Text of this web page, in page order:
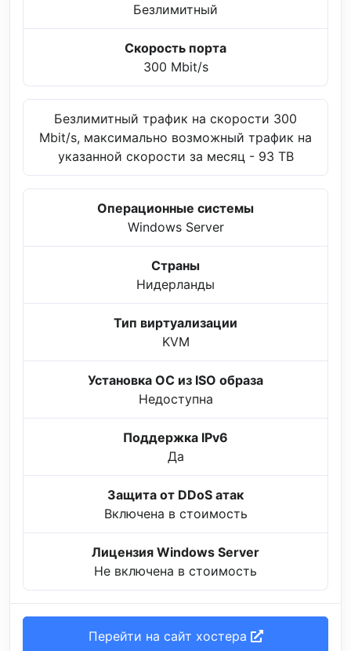
Безлимитный
Скорость порта
300 Mbit/s
Безлимитный трафик на скорости 300
Mbit/s, максимально возможный трафик на
указанной скорости за месяц - 93 TB
Операционные системы
Windows Server
Страны
Нидерланды
Тип виртуализации
KVM
Установка ОС из ISO образа
Недоступна
Поддержка IPv6
Да
Защита от DDoS атак
Включена в стоимость
Лицензия Windows Server
Не включена в стоимость
Перейти на сайт хостера